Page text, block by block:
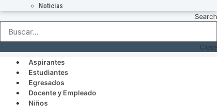
Noticias
Search
Close
Aspirantes
Estudiantes
Egresados
Docente y Empleado
Niños